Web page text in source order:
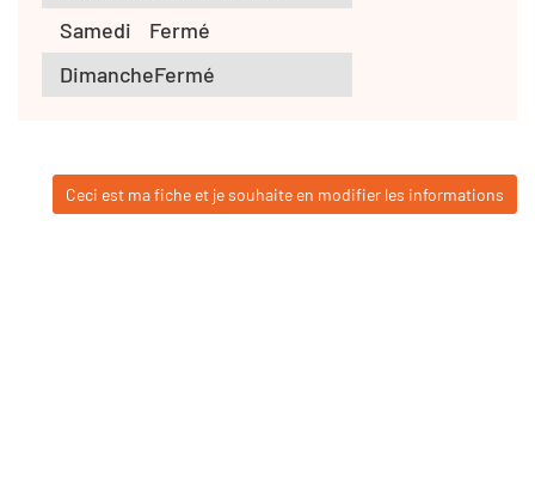
Samedi
Fermé
DimancheFermé
Ceci est ma fiche et je souhaite en modifier les informations